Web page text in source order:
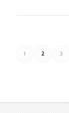
1 2 3